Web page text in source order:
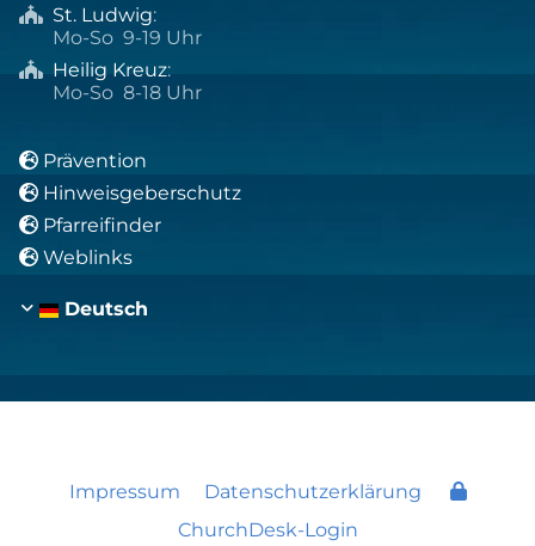
 St. Ludwig:
Mo-So 9-19 Uhr
 Heilig Kreuz:
Mo-So 8-18 Uhr
 Prävention
 Hinweisgeberschutz
 Pfarreifinder
 Weblinks
Deutsch
Impressum
Datenschutzerklärung
ChurchDesk-Login